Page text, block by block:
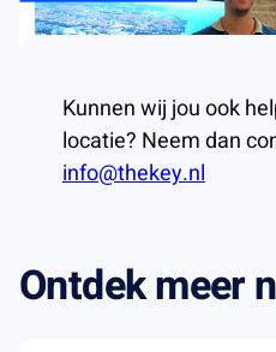
Kunnen wij jou ook
locatie? Neem dan
info@thekey.nl
Ontdek meer